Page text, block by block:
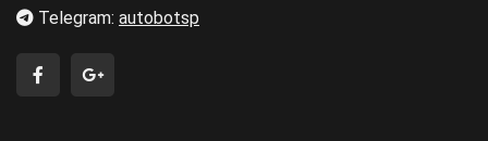
Telegram: autobotsp